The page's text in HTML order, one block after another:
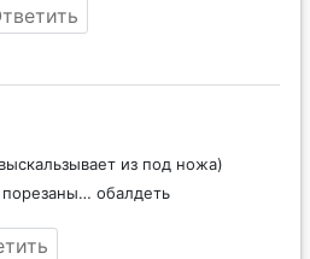
из под ножа)
обалдеть